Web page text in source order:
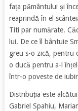
fața pământului și
reaprindă în el
Titi par numărate.
lui. De ce îl bântuie
greu s-o zică, pentru
o ducă pentru a-l
într-o poveste de
Distribuția este
Gabriel Spahiu,